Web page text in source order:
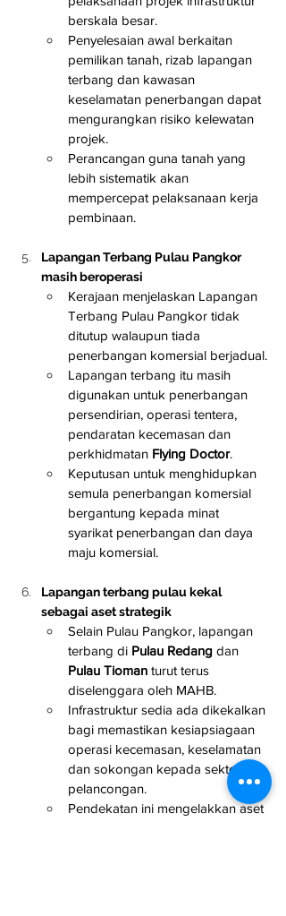
berskala besar.
Penyelesaian awal berkaitan
pemilikan tanah, rizab lapangan
terbang dan kawasan
keselamatan penerbangan dapat
mengurangkan risiko kelewatan
projek.
Perancangan guna tanah yang
lebih sistematik akan
mempercepat pelaksanaan kerja
pembinaan.
Lapangan Terbang Pulau Pangkor
masih beroperasi
Kerajaan menjelaskan Lapangan
Terbang Pulau Pangkor tidak
ditutup walaupun tiada
penerbangan komersial berjadual.
Lapangan terbang itu masih
digunakan untuk penerbangan
persendirian, operasi tentera,
pendaratan kecemasan dan
perkhidmatan Flying Doctor.
Keputusan untuk menghidupkan
semula penerbangan komersial
bergantung kepada minat
syarikat penerbangan dan daya
maju komersial.
Lapangan terbang pulau kekal
sebagai aset strategik
Selain Pulau Pangkor, lapangan
terbang di Pulau Redang dan
Pulau Tioman turut terus
diselenggara oleh MAHB.
Infrastruktur sedia ada dikekalkan
bagi memastikan kesiapsiagaan
operasi kecemasan, keselamatan
dan sokongan kepada sektor
pelancongan.
Pendekatan ini mengelakkan aset